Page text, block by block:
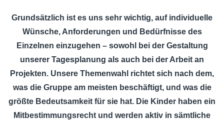
Grundsätzlich ist es uns sehr wichtig, auf individuelle
Wünsche, Anforderungen und Bedürfnisse des
Einzelnen einzugehen – sowohl bei der Gestaltung
unserer Tagesplanung als auch bei der Arbeit an
Projekten. Unsere Themenwahl richtet sich nach dem,
was die Gruppe am meisten beschäftigt, und was die
größte Bedeutsamkeit für sie hat. Die Kinder haben ein
Mitbestimmungsrecht und werden aktiv in sämtliche